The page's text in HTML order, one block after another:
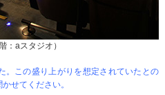
：aスタジオ）
この盛り上がりを想定されていたとの
せてください。